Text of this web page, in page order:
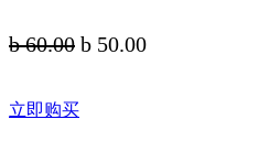
b 60.00 b 50.00
立即购买